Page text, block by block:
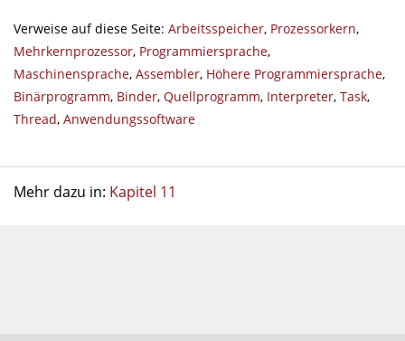
Verweise auf diese Seite: Arbeitsspeicher, Prozessorkern,
Mehrkernprozessor, Programmiersprache,
Maschinensprache, Assembler, Höhere Programmiersprache,
Binärprogramm, Binder, Quellprogramm, Interpreter, Task,
Thread, Anwendungssoftware
Mehr dazu in: Kapitel 11